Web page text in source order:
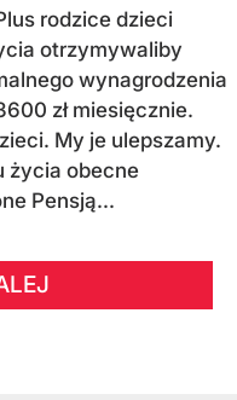
rodzice dzieci
otrzymywaliby
wynagrodzenia
zł miesięcznie.
My je ulepszamy.
życia obecne
Pensją...